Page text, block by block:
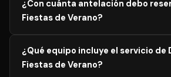
aforo, duración y equipamiento
mostrados son orientativos; solicita tu
DJs verificados en menos de 24 horas.
¿Con cuánta antelación debo
Fiestas de Verano?
recomendamos reservar con al
antelación para eventos generales.
¿Qué equipo incluye el servicio de
Fiestas de Verano?